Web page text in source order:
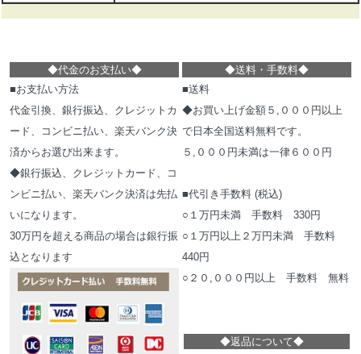
◆代金のお支払い◆
■お支払い方法
代金引換、銀行振込、クレジットカ
ード、コンビニ払い、楽天バンク決
済からお選び出来ます。
◆銀行振込、クレジットカード、コ
ンビニ払い、楽天バンク決済は先払
いになります。
30万円を超える商品の場合は銀行振
込となります
◆送料・手数料◆
■送料
◆お買い上げ金額５,０００円以上
で日本全国送料無料です。
５,０００円未満は一律６００円
■代引き手数料 (税込)
○１万円未満 手数料 330円
○１万円以上２万円未満 手数料
440円
○２０,０００円以上 手数料 無料
◆返品について◆